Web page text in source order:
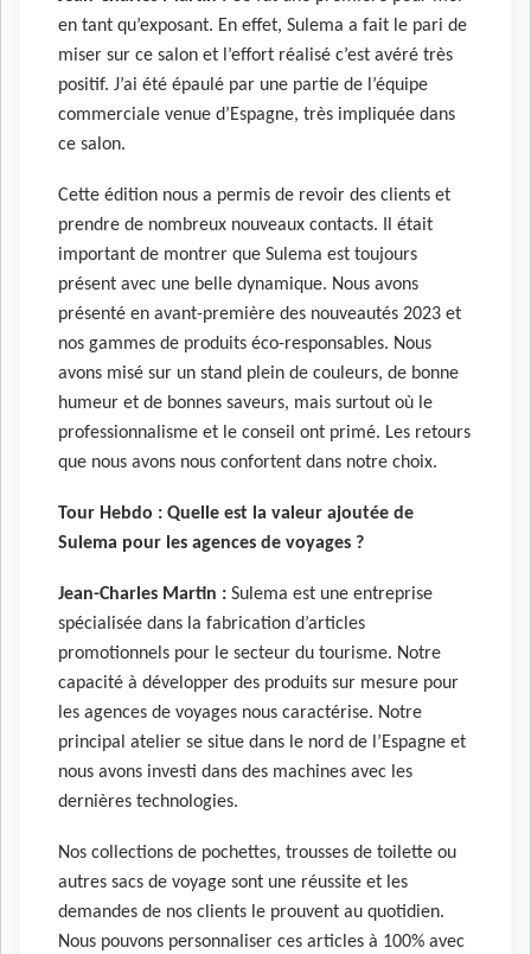
en tant qu’exposant. En effet, Sulema a fait le pari de
miser sur ce salon et l’effort réalisé c’est avéré très
positif. J’ai été épaulé par une partie de l’équipe
commerciale venue d’Espagne, très impliquée dans
ce salon.
Cette édition nous a permis de revoir des clients et
prendre de nombreux nouveaux contacts. Il était
important de montrer que Sulema est toujours
présent avec une belle dynamique. Nous avons
présenté en avant-première des nouveautés 2023 et
nos gammes de produits éco-responsables. Nous
avons misé sur un stand plein de couleurs, de bonne
humeur et de bonnes saveurs, mais surtout où le
professionnalisme et le conseil ont primé. Les retours
que nous avons nous confortent dans notre choix.
Tour Hebdo : Quelle est la valeur ajoutée de
Sulema pour les agences de voyages ?
Jean-Charles Martin : Sulema est une entreprise
spécialisée dans la fabrication d’articles
promotionnels pour le secteur du tourisme. Notre
capacité à développer des produits sur mesure pour
les agences de voyages nous caractérise. Notre
principal atelier se situe dans le nord de l’Espagne et
nous avons investi dans des machines avec les
dernières technologies.
Nos collections de pochettes, trousses de toilette ou
autres sacs de voyage sont une réussite et les
demandes de nos clients le prouvent au quotidien.
Nous pouvons personnaliser ces articles à 100% avec